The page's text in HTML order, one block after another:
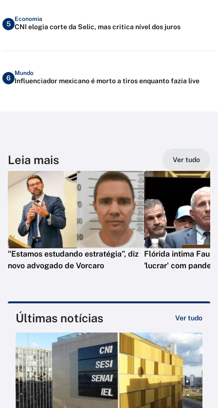
5
Economia
CNI elogia corte da Selic, mas critica nível dos juros
6
Mundo
Influenciador mexicano é morto a tiros enquanto fazia live
Leia mais Ver tudo
"Estamos estudando estratégia”, diz
novo advogado de Vorcaro
Flórida intima
'lucrar' com
Últimas notícias Ver tudo